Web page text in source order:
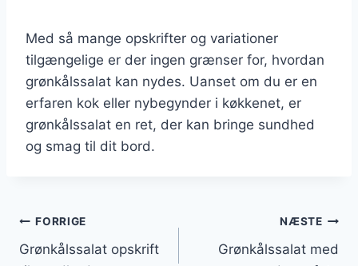
Med så mange opskrifter og variationer
tilgængelige er der ingen grænser for, hvordan
grønkålssalat kan nydes. Uanset om du er en
erfaren kok eller nybegynder i køkkenet, er
grønkålssalat en ret, der kan bringe sundhed
og smag til dit bord.
Indlægsnavigation
FORRIGE
Grønkålssalat opskrift
NÆSTE
Grønkålssalat med